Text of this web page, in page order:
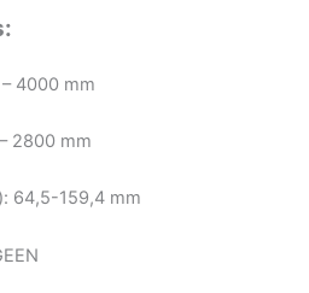
4000 mm
2800 mm
64,5-159,4 mm